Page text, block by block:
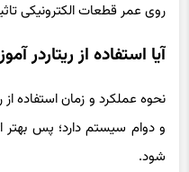
روی عمر قطعات الکترونیکی
آیا استفاده از ریتاردر
نحوه عملکرد و زمان استفاده از
و دوام سیستم دارد؛ پس بهتر
شود.